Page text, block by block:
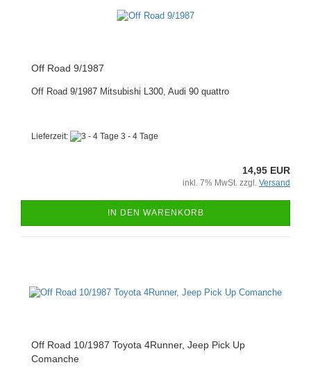
Off Road 9/1987
Off Road 9/1987 Mitsubishi L300, Audi 90 quattro
Lieferzeit: 3 - 4 Tage
14,95 EUR
inkl. 7% MwSt. zzgl. Versand
IN DEN WARENKORB
Off Road 10/1987 Toyota 4Runner, Jeep Pick Up
Comanche